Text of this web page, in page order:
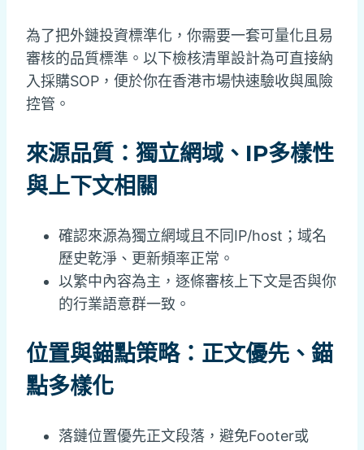
為了把外鏈投資標準化，你需要一套可量化且易
審核的品質標準。以下檢核清單設計為可直接納
入採購SOP，便於你在香港市場快速驗收與風險
控管。
來源品質：獨立網域、IP多樣性
與上下文相關
確認來源為獨立網域且不同IP/host；域名
歷史乾淨、更新頻率正常。
以繁中內容為主，逐條審核上下文是否與你
的行業語意群一致。
位置與錨點策略：正文優先、錨
點多樣化
落鏈位置優先正文段落，避免Footer或